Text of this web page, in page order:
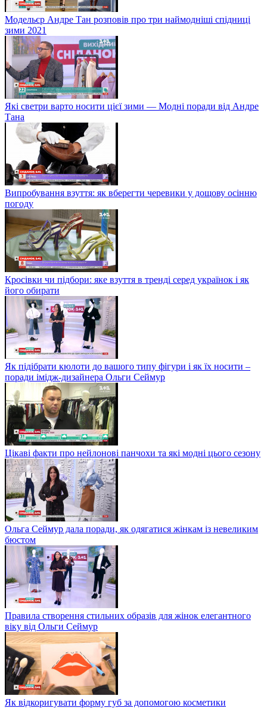
Модельєр Андре Тан розповів про три наймодніші спідниці
зими 2021
Які светри варто носити цієї зими — Модні поради від Андре
Тана
Випробування взуття: як вберегти черевики у дощову осінню
погоду
Кросівки чи підбори: яке взуття в тренді серед українок і як
його обирати
Як підібрати кюлоти до вашого типу фігури і як їх носити –
поради імідж-дизайнера Ольги Сеймур
Цікаві факти про нейлонові панчохи та які модні цього сезону
Ольга Сеймур дала поради, як одягатися жінкам із невеликим
бюстом
Правила створення стильних образів для жінок елегантного
віку від Ольги Сеймур
Як відкоригувати форму губ за допомогою косметики